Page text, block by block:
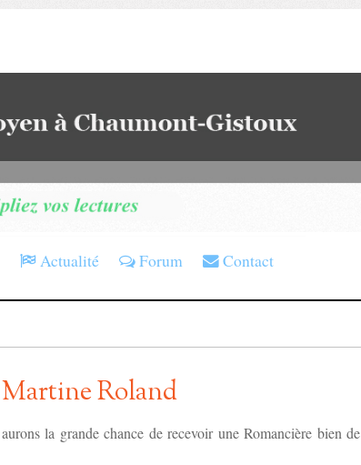
Actualité Forum Contact
Roland
la grande chance de recevoir une Romancière bien de